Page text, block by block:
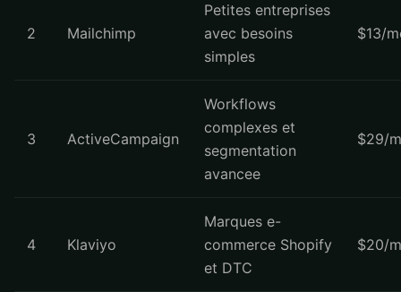
2 Mailchimp
Petites entreprises
avec besoins
simples
$13/
3 ActiveCampaign
Workflows
complexes et
segmentation
avancee
$29/
4 Klaviyo
Marques e-
commerce Shopify
et DTC
$20/